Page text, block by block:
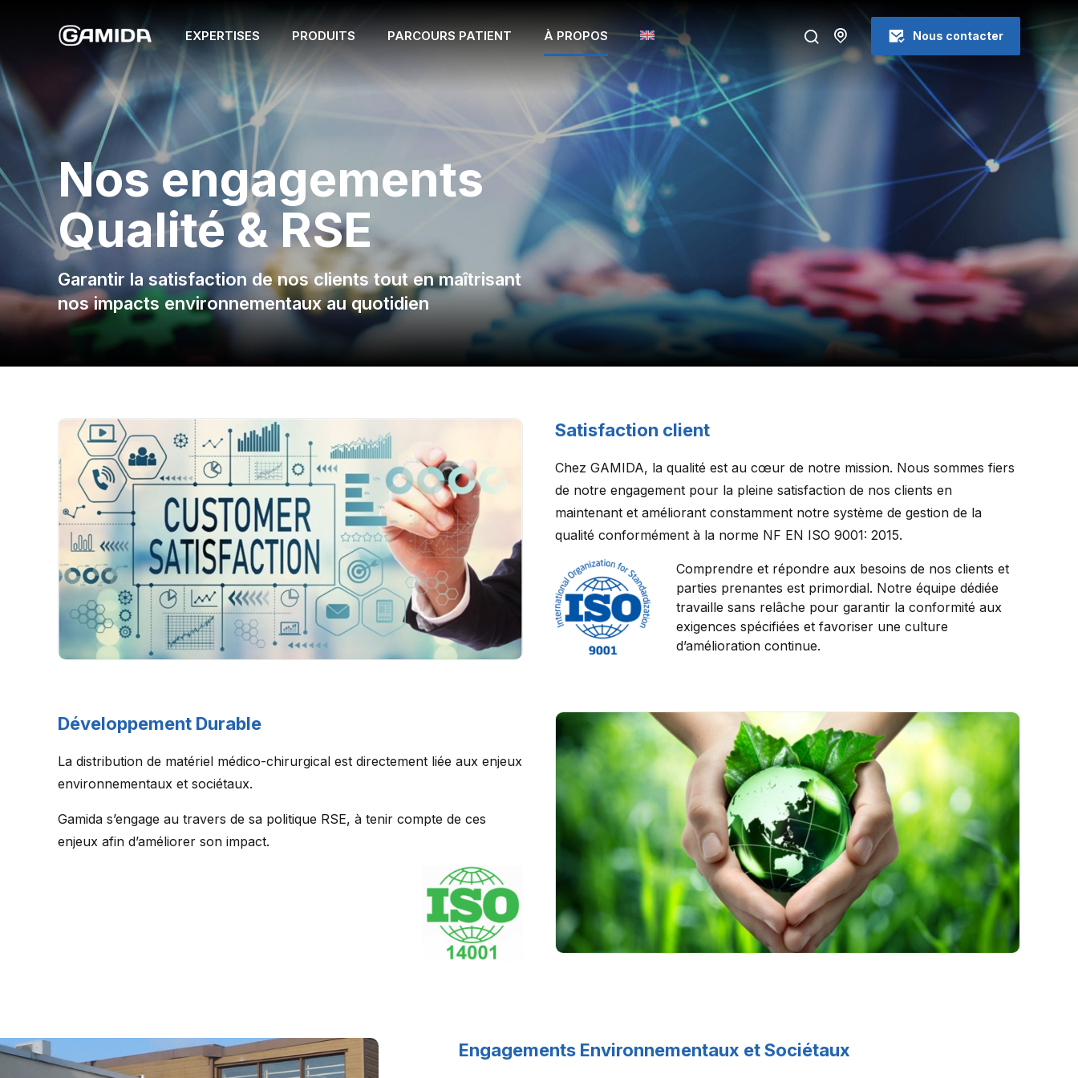
Nous contacter
EXPERTISES PRODUITS PARCOURS PATIENT À PROPOS
Nos engagements
Qualité & RSE
Garantir la satisfaction de nos clients tout en maîtrisant
nos impacts environnementaux au quotidien
Satisfaction client
Chez GAMIDA, la qualité est au cœur de notre mission. Nous sommes fiers
de notre engagement pour la pleine satisfaction de nos clients en
maintenant et améliorant constamment notre système de gestion de la
qualité conformément à la norme NF EN ISO 9001: 2015.
Comprendre et répondre aux besoins de nos clients et
parties prenantes est primordial. Notre équipe dédiée
travaille sans relâche pour garantir la conformité aux
exigences spécifiées et favoriser une culture
d’amélioration continue.
Développement Durable
La distribution de matériel médico-chirurgical est directement liée aux enjeux
environnementaux et sociétaux.
Gamida s’engage au travers de sa politique RSE, à tenir compte de ces
enjeux afin d’améliorer son impact.
Engagements Environnementaux et Sociétaux